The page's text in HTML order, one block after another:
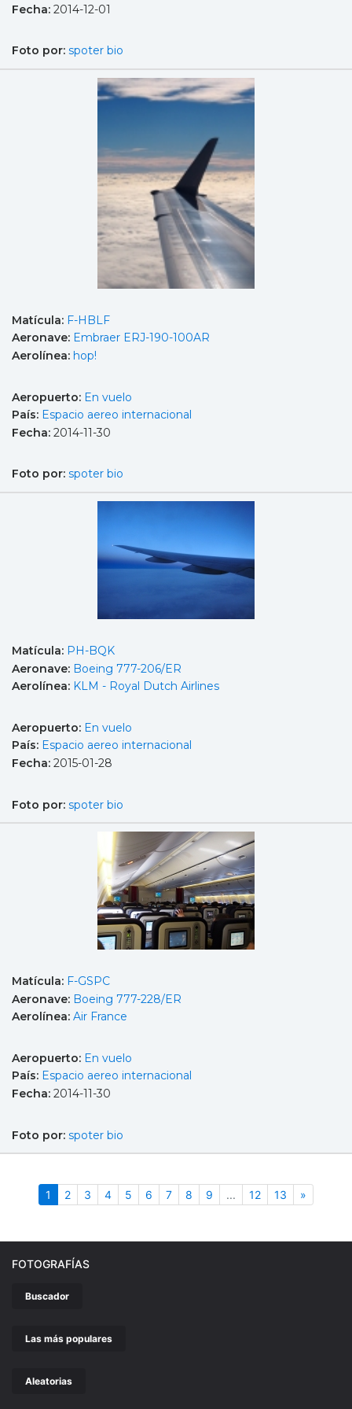
Fecha: 2014-12-01
Foto por: spoter bio
Matícula: F-HBLF
Aeronave: Embraer ERJ-190-100AR
Aerolínea: hop!
Aeropuerto: En vuelo
País: Espacio aereo internacional
Fecha: 2014-11-30
Foto por: spoter bio
Matícula: PH-BQK
Aeronave: Boeing 777-206/ER
Aerolínea: KLM - Royal Dutch Airlines
Aeropuerto: En vuelo
País: Espacio aereo internacional
Fecha: 2015-01-28
Foto por: spoter bio
Matícula: F-GSPC
Aeronave: Boeing 777-228/ER
Aerolínea: Air France
Aeropuerto: En vuelo
País: Espacio aereo internacional
Fecha: 2014-11-30
Foto por: spoter bio
1 (actual)
2 3 4 5 6 7 8 9 ... 12 13 »
FOTOGRAFÍAS
Buscador
Las más populares
Aleatorias